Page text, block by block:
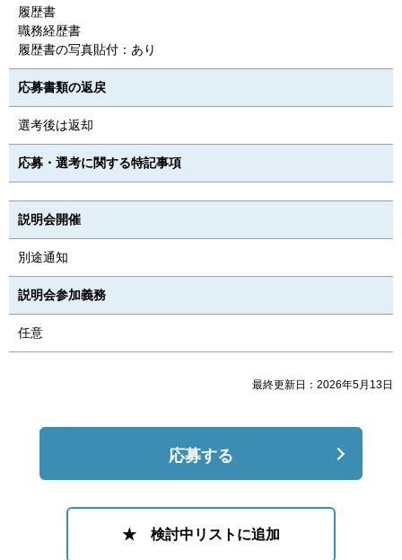
履歴書
職務経歴書
履歴書の写真貼付：あり
応募書類の返戻
選考後は返却
応募・選考に関する特記事項
説明会開催
別途通知
説明会参加義務
任意
最終更新日：2026年5月13日
応募する
★ 検討中リストに追加